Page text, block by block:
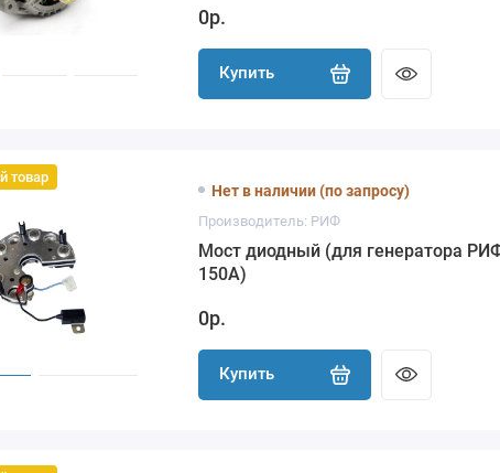
0р.
Купить
товар
Нет в наличии (по запросу)
Производитель: РИФ
Мост диодный (для генератора
150А)
0р.
Купить